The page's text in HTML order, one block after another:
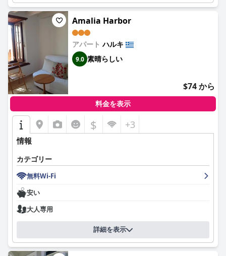
Amalia Harbor
アパートハルキ
9.0 素晴らしい
$74 から
料金を表示
$ +3
情報
カテゴリー
無料Wi-Fi
安い
大人専用
詳細を表示